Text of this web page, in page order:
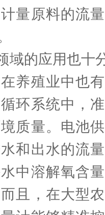
量原料的流
的应用也十
养殖业中也
环系统中，
质量。电池
和出水的流
中溶解氧含
且，在大型